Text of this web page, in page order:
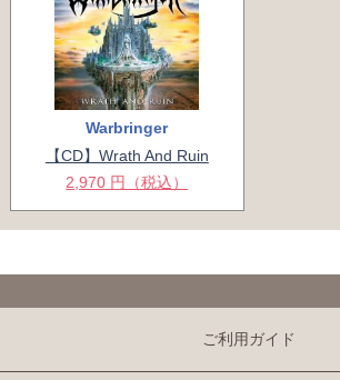
Warbringer
【CD】Wrath And Ruin
2,970 円（税込）
ご利用ガイド